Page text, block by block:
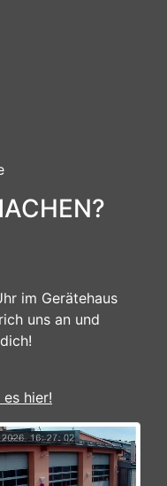
im Gerätehaus
uns an und
hier!